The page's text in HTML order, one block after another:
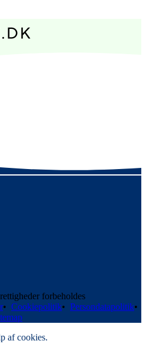
forbeholdes
• Cookiepolitik• Persondatapolitik•
af cookies.